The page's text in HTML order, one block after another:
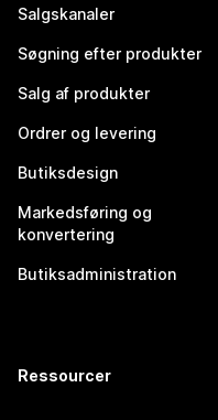
Salgskanaler
Søgning efter produkter
Salg af produkter
Ordrer og levering
Butiksdesign
Markedsføring og
konvertering
Butiksadministration
Ressourcer